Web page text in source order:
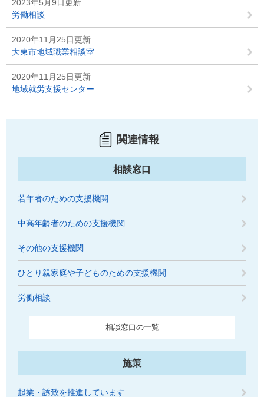
2023年5月9日更新
労働相談
2020年11月25日更新
大東市地域職業相談室
2020年11月25日更新
地域就労支援センター
関連情報
相談窓口
若年者のための支援機関
中高年齢者のための支援機関
その他の支援機関
ひとり親家庭や子どものための支援機関
労働相談
相談窓口の一覧
施策
起業・誘致を推進しています